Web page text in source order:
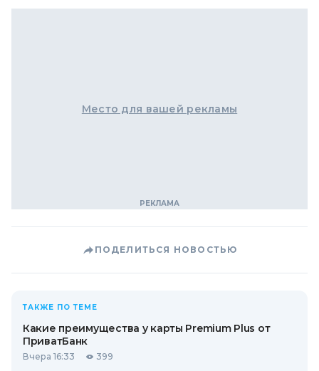
Место для вашей рекламы
ПОДЕЛИТЬСЯ НОВОСТЬЮ
ТАКЖЕ ПО ТЕМЕ
Какие преимущества у карты Premium Plus от
ПриватБанк
Вчера 16:33 399